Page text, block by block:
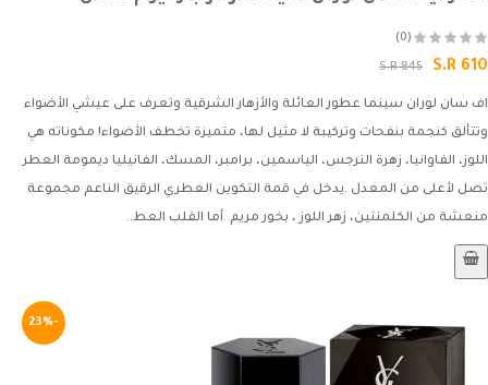
(0)
S.R 610
S.R 845
اف سان لوران سينما عطور العائلة والأزهار الشرقية وتعرف على عيشي الأضواء
وتتألق كنجمة بنفحات وتركيبة لا مثيل لها، متميزة تخطف الأضواء! مكوناته هي
اللوز، الفاوانيا، زهرة النرجس، الياسمين، برامبر، المسك، الفانيليا ديمومة العطر
تصل لأعلى من المعدل .يدخل في قمة التكوين العطري الرقيق الناعم مجموعة
منعشة من الكلمنتين، زهر اللوز ، بخور مريم .أما القلب العط..
-23%